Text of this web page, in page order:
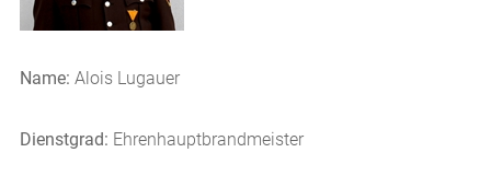
Name: Alois Lugauer
Dienstgrad: Ehrenhauptbrandmeister